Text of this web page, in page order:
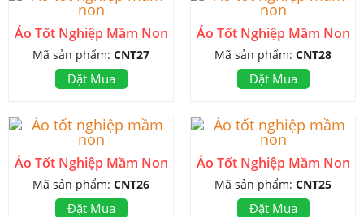
Áo Tốt Nghiệp Mầm Non
Mã sản phẩm: CNT27
Đặt Mua
Áo Tốt Nghiệp Mầm Non
Mã sản phẩm: CNT28
Đặt Mua
Áo Tốt Nghiệp Mầm Non
Mã sản phẩm: CNT26
Đặt Mua
Áo Tốt Nghiệp Mầm Non
Mã sản phẩm: CNT25
Đặt Mua